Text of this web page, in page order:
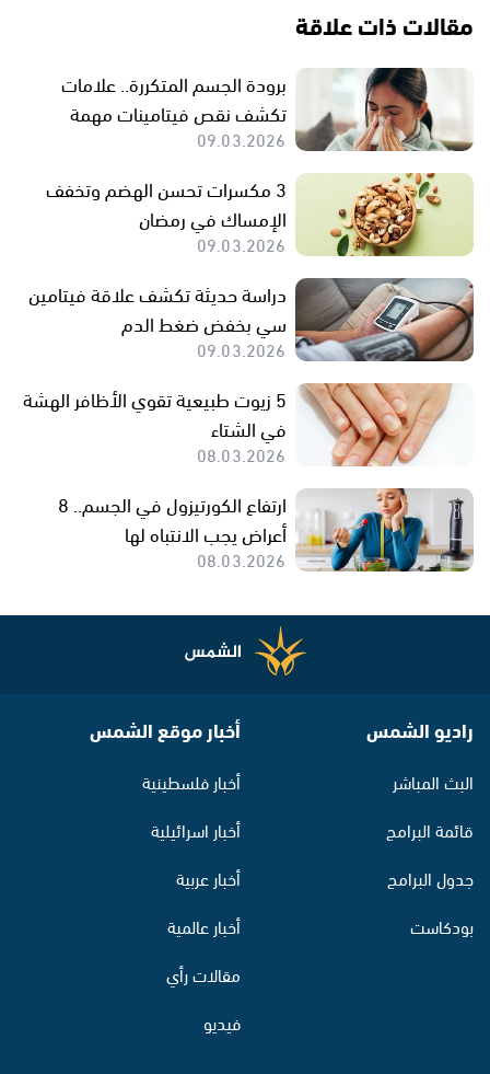
مقالات ذات علاقة
برودة الجسم المتكررة.. علامات
تكشف نقص فيتامينات مهمة
09.03.2026
3 مكسرات تحسن الهضم وتخفف
الإمساك في رمضان
09.03.2026
دراسة حديثة تكشف علاقة فيتامين
سي بخفض ضغط الدم
09.03.2026
5 زيوت طبيعية تقوي الأظافر الهشة
في الشتاء
08.03.2026
ارتفاع الكورتيزول في الجسم.. 8
أعراض يجب الانتباه لها
08.03.2026
راديو الشمس
البث المباشر
قائمة البرامج
جدول البرامج
بودكاست
أخبار موقع الشمس
أخبار فلسطينية
أخبار اسرائيلية
أخبار عربية
أخبار عالمية
مقالات رأي
فيديو